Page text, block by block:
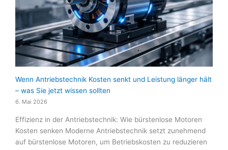
Wenn Antriebstechnik Kosten senkt und Leistung länger hält
– was Sie jetzt wissen sollten
6. Mai 2026
Effizienz in der Antriebstechnik: Wie bürstenlose Motoren
Kosten senken Moderne Antriebstechnik setzt zunehmend
auf bürstenlose Motoren, um Betriebskosten zu reduzieren